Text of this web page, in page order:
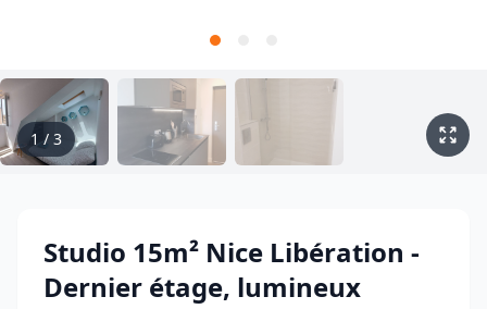
1 / 3
Studio 15m² Nice Libération -
Dernier étage, lumineux